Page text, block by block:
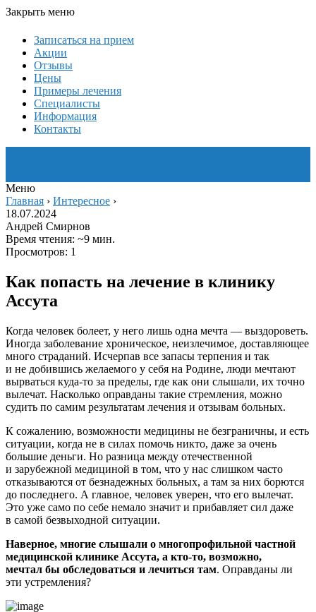
Закрыть меню
Записаться на прием
Акции
Отзывы
Цены
Примеры лечения
Специалисты
Информация
Контакты
Меню
Главная › Интересное ›
18.07.2024
Андрей Смирнов
Время чтения: ~9 мин.
Просмотров: 1
Как попасть на лечение в клинику
Ассута
Когда человек болеет, у него лишь одна мечта — выздороветь.
Иногда заболевание хроническое, неизлечимое, доставляющее
много страданий. Исчерпав все запасы терпения и так
и не добившись желаемого у себя на Родине, люди мечтают
вырваться куда-то за пределы, где как они слышали, их точно
вылечат. Насколько оправданы такие стремления, можно
судить по самим результатам лечения и отзывам больных.
К сожалению, возможности медицины не безграничны, и есть
ситуации, когда не в силах помочь никто, даже за очень
большие деньги. Но разница между отечественной
и зарубежной медициной в том, что у нас слишком часто
отказываются от безнадежных больных, а там за них борются
до последнего. А главное, человек уверен, что его вылечат.
Это уже само по себе немало значит и прибавляет сил даже
в самой безвыходной ситуации.
Наверное, многие слышали о многопрофильной частной
медицинской клинике Ассута, а кто-то, возможно,
мечтал бы обследоваться и лечиться там. Оправданы ли
эти устремления?